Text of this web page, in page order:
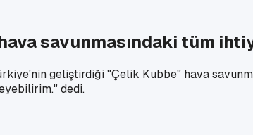
savunmasındaki tüm
geliştirdiği "Çelik Kubbe" hava
dedi.